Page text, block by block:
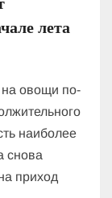
лета
на овощи по-
наиболее
снова
приход